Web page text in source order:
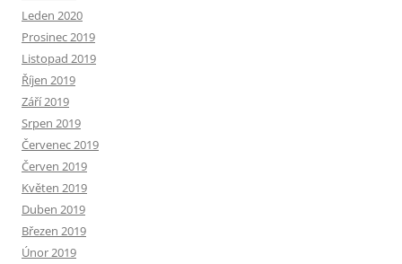
Leden 2020
Prosinec 2019
Listopad 2019
Říjen 2019
Září 2019
Srpen 2019
Červenec 2019
Červen 2019
Květen 2019
Duben 2019
Březen 2019
Únor 2019